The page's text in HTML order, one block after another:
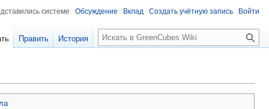
системе Обсуждение Вклад Создать учётную запись Войти
Править История
Поиск